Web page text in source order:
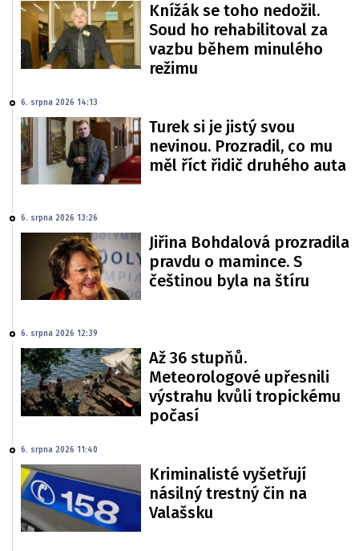
Knížák se toho nedožil.
Soud ho rehabilitoval za
vazbu během minulého
režimu
6. srpna 2026 14:13
Turek si je jistý svou
nevinou. Prozradil, co mu
měl říct řidič druhého auta
6. srpna 2026 13:26
Jiřina Bohdalová prozradila
pravdu o mamince. S
češtinou byla na štíru
6. srpna 2026 12:39
Až 36 stupňů.
Meteorologové upřesnili
výstrahu kvůli tropickému
počasí
6. srpna 2026 11:40
Kriminalisté vyšetřují
násilný trestný čin na
Valašsku